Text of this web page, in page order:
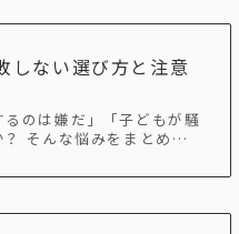
しない選び方と注意
のは嫌だ」「子どもが騒
？ そんな悩みをまとめ…